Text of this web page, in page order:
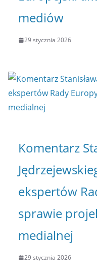
mediów
29 stycznia 2026
Komentarz
ekspertów
sprawie
medialnej
29 stycznia 2026